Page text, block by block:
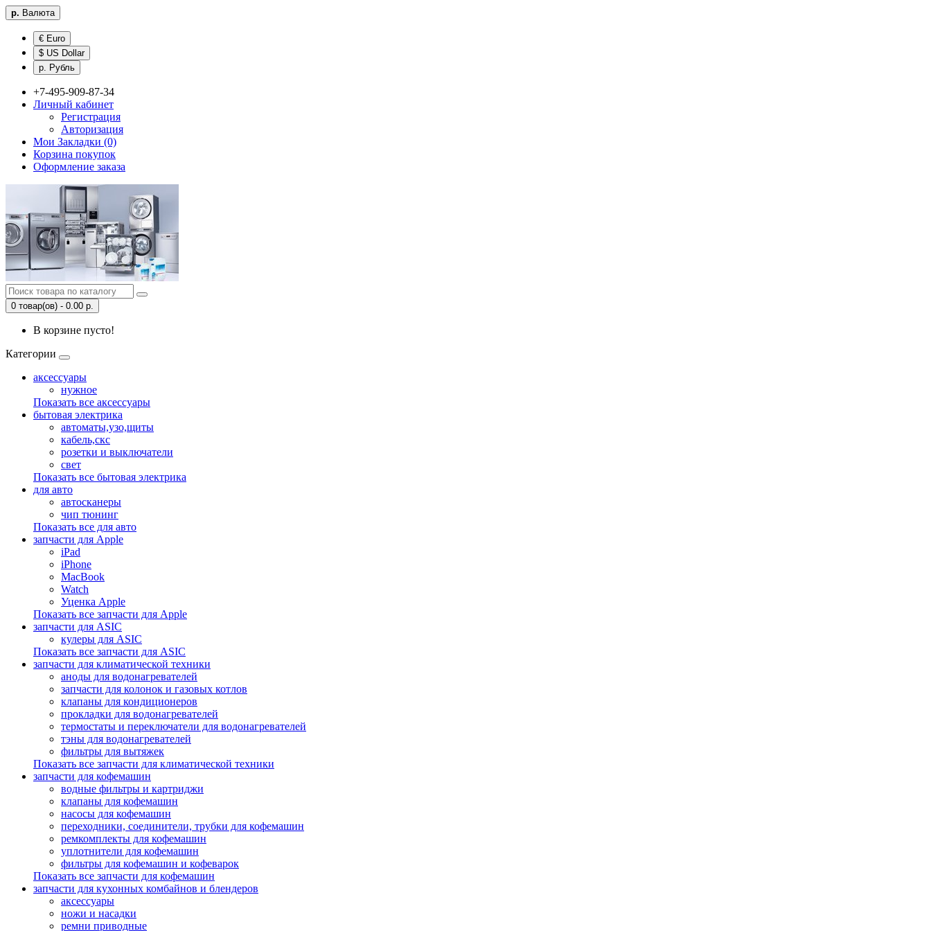
р. Валюта
€ Euro
$ US Dollar
р. Рубль
+7-495-909-87-34
Личный кабинет
Регистрация
Авторизация
Мои Закладки (0)
Корзина покупок
Оформление заказа
0 товар(ов) - 0.00 р.
В корзине пусто!
Категории
аксессуары
нужное
Показать все аксессуары
бытовая электрика
автоматы,узо,щиты
кабель,скс
розетки и выключатели
свет
Показать все бытовая электрика
для авто
автосканеры
чип тюнинг
Показать все для авто
запчасти для Apple
iPad
iPhone
MacBook
Watch
Уценка Apple
Показать все запчасти для Apple
запчасти для ASIC
кулеры для ASIC
Показать все запчасти для ASIC
запчасти для климатической техники
аноды для водонагревателей
запчасти для колонок и газовых котлов
клапаны для кондиционеров
прокладки для водонагревателей
термостаты и переключатели для водонагревателей
тэны для водонагревателей
фильтры для вытяжек
Показать все запчасти для климатической техники
запчасти для кофемашин
водные фильтры и картриджи
клапаны для кофемашин
насосы для кофемашин
переходники, соединители, трубки для кофемашин
ремкомплекты для кофемашин
уплотнители для кофемашин
фильтры для кофемашин и кофеварок
Показать все запчасти для кофемашин
запчасти для кухонных комбайнов и блендеров
аксессуары
ножи и насадки
ремни приводные